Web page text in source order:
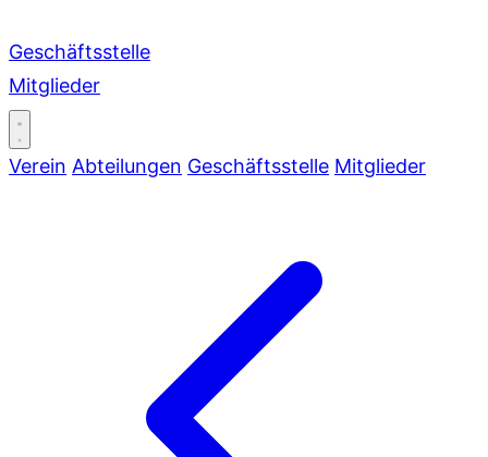
Geschäftsstelle
Mitglieder
Verein Abteilungen Geschäftsstelle Mitglieder